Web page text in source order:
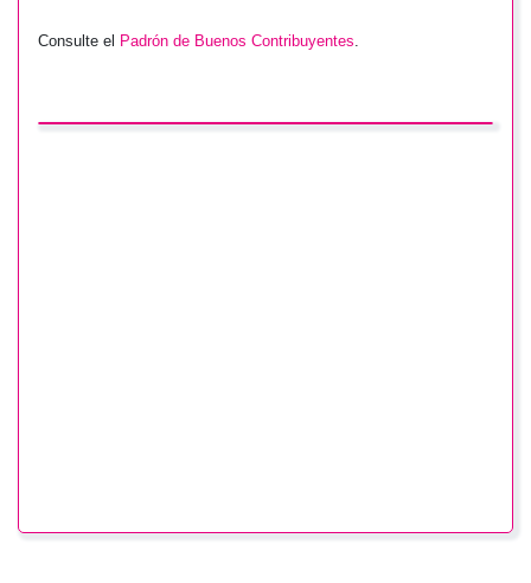
Consulte el Padrón de Buenos Contribuyentes.